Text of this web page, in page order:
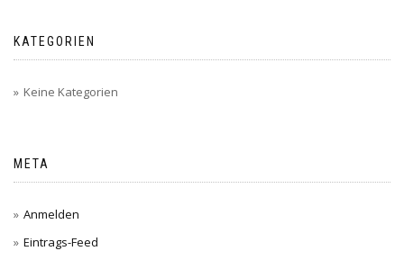
KATEGORIEN
Keine Kategorien
META
Anmelden
Eintrags-Feed